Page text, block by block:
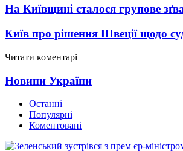
На Київщині сталося групове
Київ про рішення Швеції щодо
Читати коментарі
Новини України
Останні
Популярні
Коментовані